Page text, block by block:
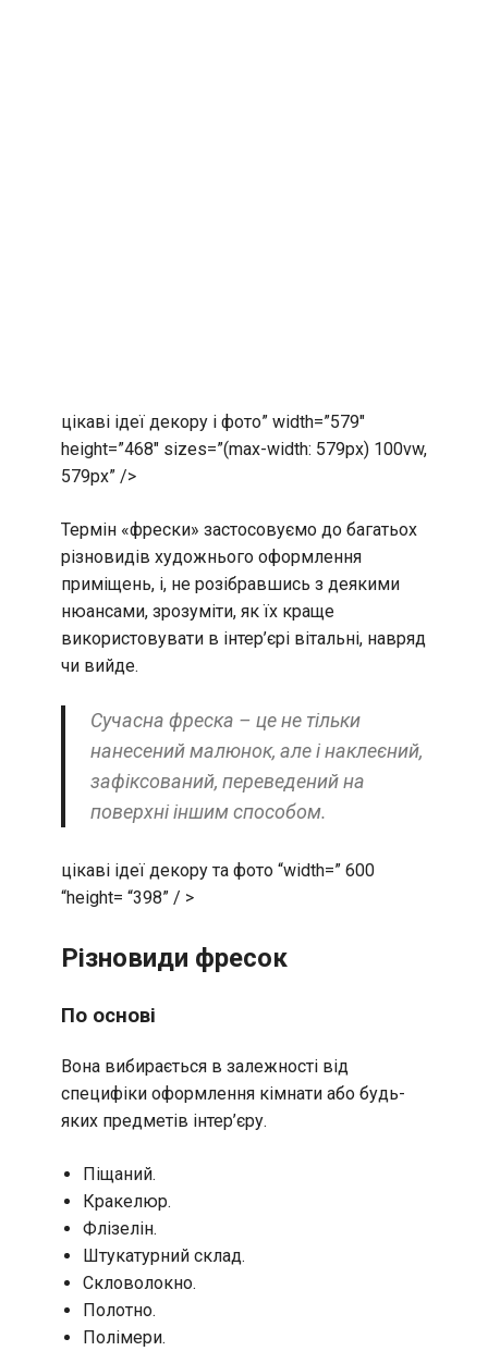
цікаві ідеї декору і фото” width=”579″
height=”468″ sizes=”(max-width: 579px) 100vw,
579px” />
Термін «фрески» застосовуємо до багатьох
різновидів художнього оформлення
приміщень, і, не розібравшись з деякими
нюансами, зрозуміти, як їх краще
використовувати в інтер’єрі вітальні, навряд
чи вийде.
Сучасна фреска – це не тільки
нанесений малюнок, але і наклеєний,
зафіксований, переведений на
поверхні іншим способом.
цікаві ідеї декору та фото “width=” 600
“height= “398” / >
Різновиди фресок
По основі
Вона вибирається в залежності від
специфіки оформлення кімнати або будь-
яких предметів інтер’єру.
Піщаний.
Кракелюр.
Флізелін.
Штукатурний склад.
Скловолокно.
Полотно.
Полімери.